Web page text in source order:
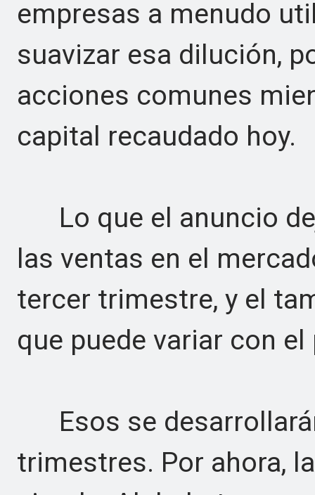
empresas a menudo
suavizar esa dilución,
acciones comunes
capital recaudado hoy.
Lo que el anuncio
las ventas en el
tercer trimestre, y el
que puede variar con
Esos se
trimestres. Por ahora,